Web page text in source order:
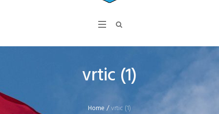
vrtic (1)
Home /vrtic (1)